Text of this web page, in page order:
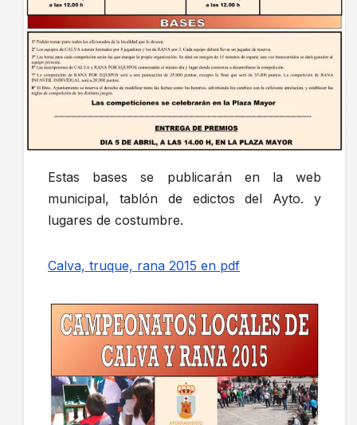
Estas bases se publicarán en la web
municipal, tablón de edictos del Ayto. y
lugares de costumbre.
Calva, truque, rana 2015 en pdf